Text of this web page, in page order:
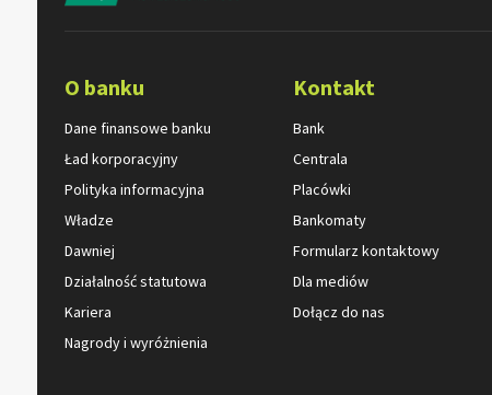
O banku
Dane finansowe banku
Ład korporacyjny
Polityka informacyjna
Władze
Dawniej
Działalność statutowa
Kariera
Nagrody i wyróżnienia
Kontakt
Bank
Centrala
Placówki
Bankomaty
Formularz kontaktowy
Dla mediów
Dołącz do nas